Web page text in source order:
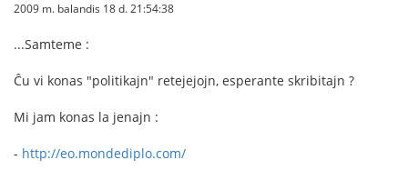
2009 m. balandis 18 d. 21:54:38
...Samteme :
Ĉu vi konas "politikajn" retejejojn, esperante skribitajn ?
Mi jam konas la jenajn :
- http://eo.mondediplo.com/